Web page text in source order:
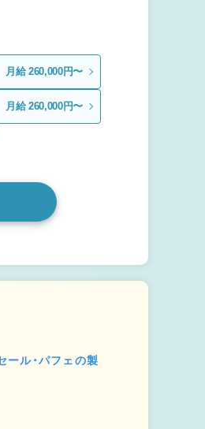
月給 260,000円〜
月給 260,000円〜
ール・パフェの製